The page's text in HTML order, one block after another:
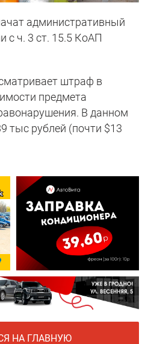
административный
с ч. 3 ст. 15.5 КоАП
штраф в
предмета
В данном
тыс рублей (почти $13
НА ГЛАВНУЮ